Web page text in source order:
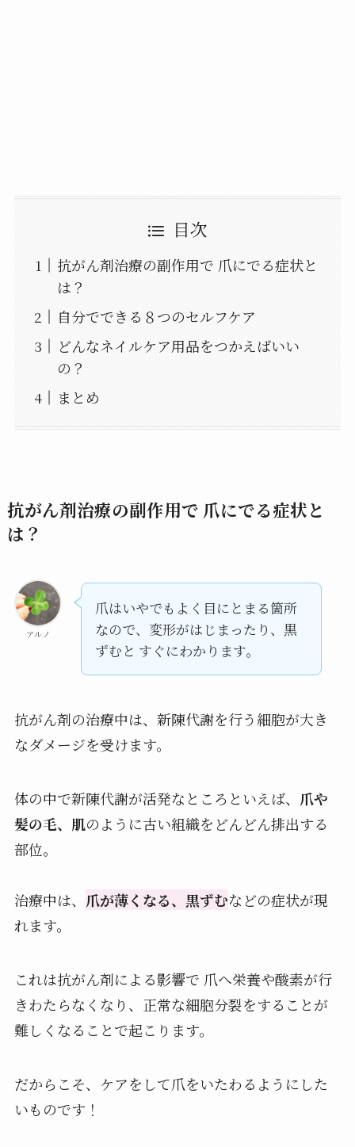
目次
抗がん剤治療の副作用で 爪にでる症状と
は？
自分でできる８つのセルフケア
どんなネイルケア用品をつかえばいい
の？
まとめ
抗がん剤治療の副作用で 爪にでる症状と
は？
アルノ
爪はいやでもよく目にとまる箇所
なので、変形がはじまったり、黒
ずむと すぐにわかります。
抗がん剤の治療中は、新陳代謝を行う細胞が大き
なダメージを受けます。
体の中で新陳代謝が活発なところといえば、 爪や
髪の毛、肌のように古い組織をどんどん排出する
部位。
治療中は、 爪が薄くなる、黒ずむなどの症状が現
れます。
これは抗がん剤による影響で 爪へ栄養や酸素が行
きわたらなくなり、正常な細胞分裂をすることが
難しくなることで起こります。
だからこそ、ケアをして爪をいたわるようにした
いものです！